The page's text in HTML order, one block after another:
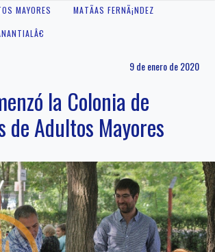
MAYORES
MATÃ­AS FERNÃ¡NDEZ
9 de enero de 2020
la Colonia de
de Adultos Mayores